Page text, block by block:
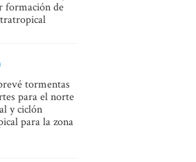
formación de
tormentas
para el norte
y ciclón
para la zona